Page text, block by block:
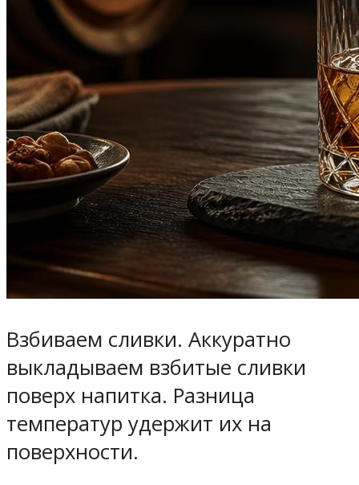
Взбиваем сливки. Аккуратно
выкладываем взбитые сливки
поверх напитка. Разница
температур удержит их на
поверхности.